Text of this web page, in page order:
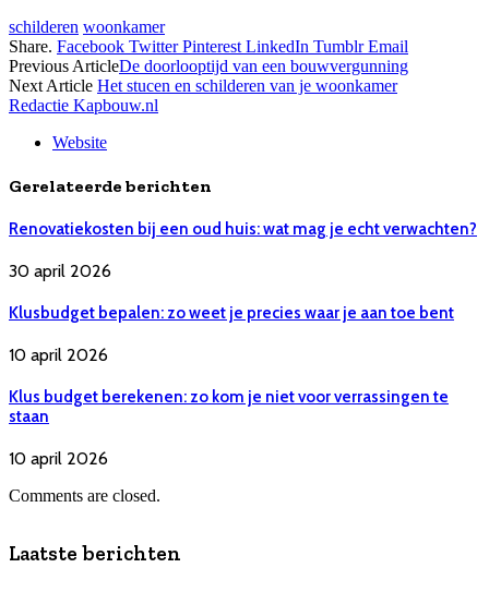
schilderen woonkamer
Share. Facebook Twitter Pinterest LinkedIn Tumblr Email
Previous ArticleDe doorlooptijd van een bouwvergunning
Next Article Het stucen en schilderen van je woonkamer
Redactie Kapbouw.nl
Website
Gerelateerde berichten
Renovatiekosten bij een oud huis: wat mag je echt verwachten?
30 april 2026
Klusbudget bepalen: zo weet je precies waar je aan toe bent
10 april 2026
Klus budget berekenen: zo kom je niet voor verrassingen te
staan
10 april 2026
Comments are closed.
Laatste berichten